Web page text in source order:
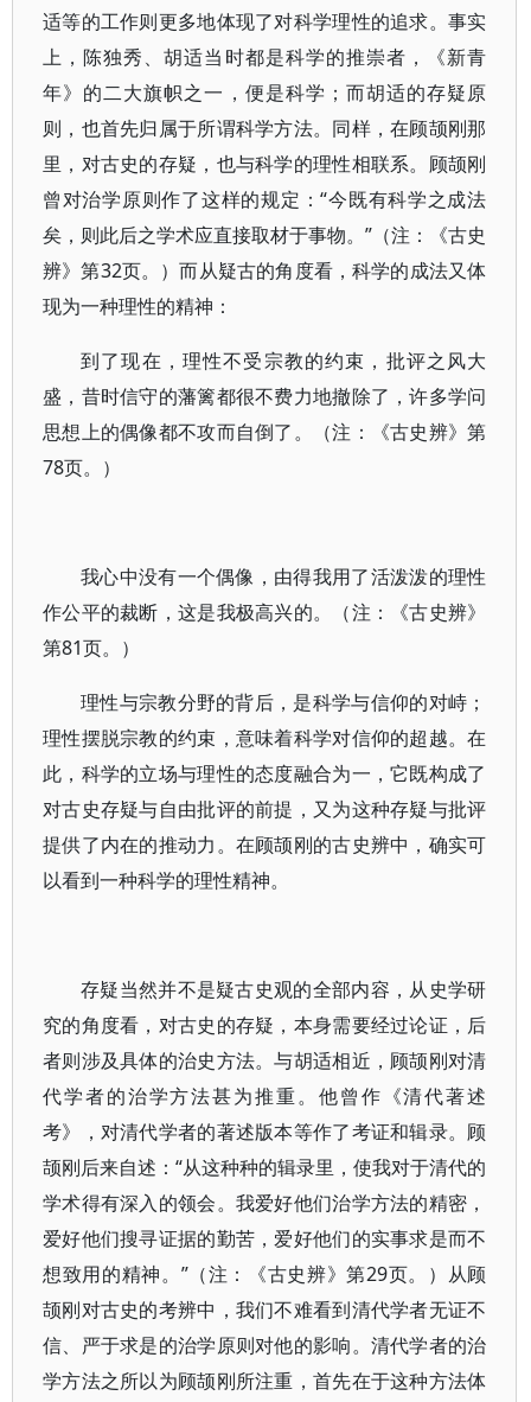
适等的工作则更多地体现了对科学理性的追求。事实
上，陈独秀、胡适当时都是科学的推崇者，《新青
年》的二大旗帜之一，便是科学；而胡适的存疑原
则，也首先归属于所谓科学方法。同样，在顾颉刚那
里，对古史的存疑，也与科学的理性相联系。顾颉刚
曾对治学原则作了这样的规定：“今既有科学之成法
矣，则此后之学术应直接取材于事物。”（注：《古史
辨》第32页。）而从疑古的角度看，科学的成法又体
现为一种理性的精神：
到了现在，理性不受宗教的约束，批评之风大
盛，昔时信守的藩篱都很不费力地撤除了，许多学问
思想上的偶像都不攻而自倒了。（注：《古史辨》第
78页。）
我心中没有一个偶像，由得我用了活泼泼的理性
作公平的裁断，这是我极高兴的。（注：《古史辨》
第81页。）
理性与宗教分野的背后，是科学与信仰的对峙；
理性摆脱宗教的约束，意味着科学对信仰的超越。在
此，科学的立场与理性的态度融合为一，它既构成了
对古史存疑与自由批评的前提，又为这种存疑与批评
提供了内在的推动力。在顾颉刚的古史辨中，确实可
以看到一种科学的理性精神。
存疑当然并不是疑古史观的全部内容，从史学研
究的角度看，对古史的存疑，本身需要经过论证，后
者则涉及具体的治史方法。与胡适相近，顾颉刚对清
代学者的治学方法甚为推重。他曾作《清代著述
考》，对清代学者的著述版本等作了考证和辑录。顾
颉刚后来自述：“从这种种的辑录里，使我对于清代的
学术得有深入的领会。我爱好他们治学方法的精密，
爱好他们搜寻证据的勤苦，爱好他们的实事求是而不
想致用的精神。”（注：《古史辨》第29页。）从顾
颉刚对古史的考辨中，我们不难看到清代学者无证不
信、严于求是的治学原则对他的影响。清代学者的治
学方法之所以为顾颉刚所注重，首先在于这种方法体